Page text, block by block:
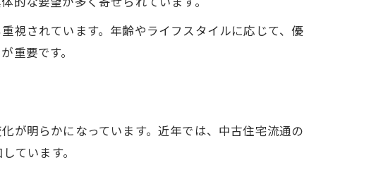
視されています。年齢やライフスタイルに応じて、優
重要です。
が明らかになっています。近年では、中古住宅流通の
ています。